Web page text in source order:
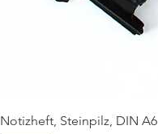
Notizheft, Steinpilz, DIN A6